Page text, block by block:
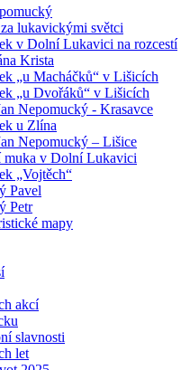
lukavickými světci
v Dolní Lukavici na rozcestí
Krista
„u Macháčků“ v Lišicích
„u Dvořáků“ v Lišicích
Nepomucký - Krasavce
u Zlína
Nepomucký – Lišice
muka v Dolní Lukavici
„Vojtěch“
Pavel
Petr
mapy
akcí
slavnosti
let